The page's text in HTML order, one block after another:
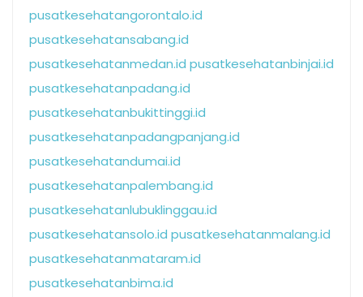
pusatkesehatangorontalo.id
pusatkesehatansabang.id
pusatkesehatanmedan.id pusatkesehatanbinjai.id
pusatkesehatanpadang.id
pusatkesehatanbukittinggi.id
pusatkesehatanpadangpanjang.id
pusatkesehatandumai.id
pusatkesehatanpalembang.id
pusatkesehatanlubuklinggau.id
pusatkesehatansolo.id pusatkesehatanmalang.id
pusatkesehatanmataram.id
pusatkesehatanbima.id